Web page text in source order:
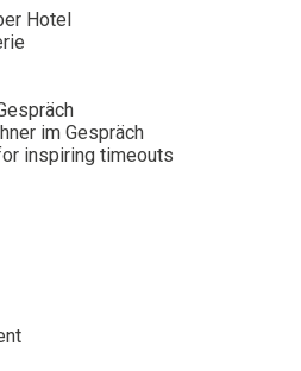
Hotel
im Gespräch
inspiring timeouts